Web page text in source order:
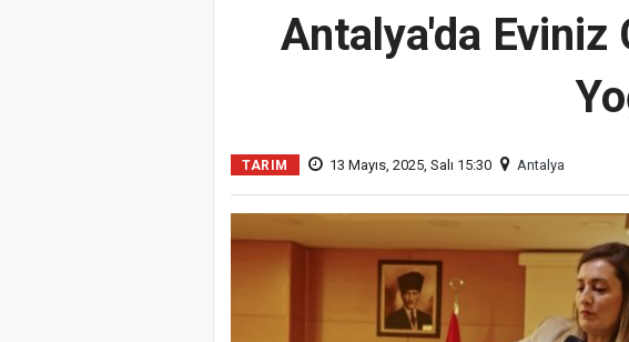
Antalya'da
TARIM 13 Mayıs, 2025, Salı 15:30 Antalya